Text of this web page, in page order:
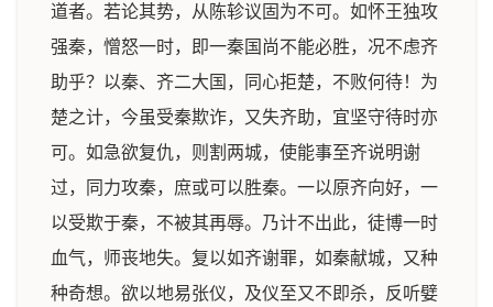
道者。若论其势，从陈轸议固为不可。如怀王独攻
强秦，憎怒一时，即一秦国尚不能必胜，况不虑齐
助乎？以秦、齐二大国，同心拒楚，不败何待！为
楚之计，今虽受秦欺诈，又失齐助，宜坚守待时亦
可。如急欲复仇，则割两城，使能事至齐说明谢
过，同力攻秦，庶或可以胜秦。一以原齐向好，一
以受欺于秦，不被其再辱。乃计不出此，徒博一时
血气，师丧地失。复以如齐谢罪，如秦献城，又种
种奇想。欲以地易张仪，及仪至又不即杀，反听嬖